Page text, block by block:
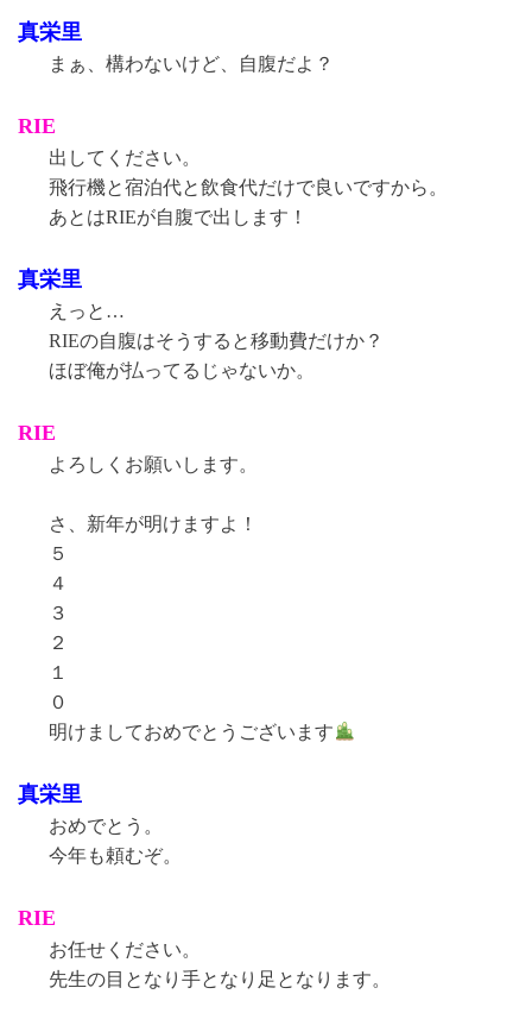
真栄里
まぁ、構わないけど、自腹だよ？
RIE
出してください。
飛行機と宿泊代と飲食代だけで良いですから。
あとはRIEが自腹で出します！
真栄里
えっと…
RIEの自腹はそうすると移動費だけか？
ほぼ俺が払ってるじゃないか。
RIE
よろしくお願いします。
さ、新年が明けますよ！
５
４
３
２
１
０
明けましておめでとうございます
真栄里
おめでとう。
今年も頼むぞ。
RIE
お任せください。
先生の目となり手となり足となります。